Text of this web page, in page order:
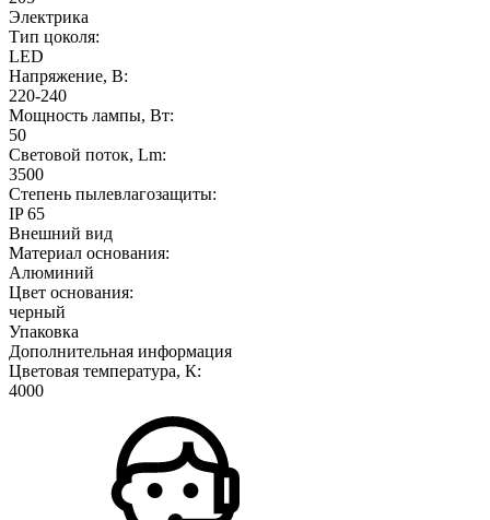
Электрика
Тип цоколя:
LED
Напряжение, В:
220-240
Мощность лампы, Вт:
50
Световой поток, Lm:
3500
Степень пылевлагозащиты:
IP 65
Внешний вид
Материал основания:
Алюминий
Цвет основания:
черный
Упаковка
Дополнительная информация
Цветовая температура, К:
4000